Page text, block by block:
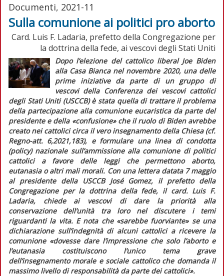
Documenti, 2021-11
Sulla comunione ai politici pro aborto
Card. Luis F. Ladaria, prefetto della Congregazione per
la dottrina della fede, ai vescovi degli Stati Uniti
Dopo l’elezione del cattolico liberal Joe Biden
alla Casa Bianca nel novembre 2020, una delle
prime iniziative da parte di un gruppo di
vescovi della Conferenza dei vescovi cattolici
degli Stati Uniti (USCCB) è stata quella di trattare il problema
della partecipazione alla comunione eucaristica da parte del
presidente e della «confusione» che il ruolo di Biden avrebbe
creato nei cattolici circa il vero insegnamento della Chiesa (cf.
Regno-att. 6,2021,183), e formulare una linea di condotta
(policy) nazionale sull’ammissione alla comunione di politici
cattolici a favore delle leggi che permettono aborto,
eutanasia o altri mali morali. Con una lettera datata 7 maggio
al presidente della USCCB José Gomez, il prefetto della
Congregazione per la dottrina della fede, il card. Luis F.
Ladaria, chiede ai vescovi di dare la priorità alla
conservazione dell’unità tra loro nel discutere i temi
riguardanti la vita. E nota che «sarebbe fuorviante»se una
dichiarazione sull’indegnità di alcuni cattolici a ricevere la
comunione «dovesse dare l’impressione che solo l’aborto e
l’eutanasia costituiscono l’unico tema grave
dell’insegnamento morale e sociale cattolico che domanda il
massimo livello di responsabilità da parte dei cattolici».